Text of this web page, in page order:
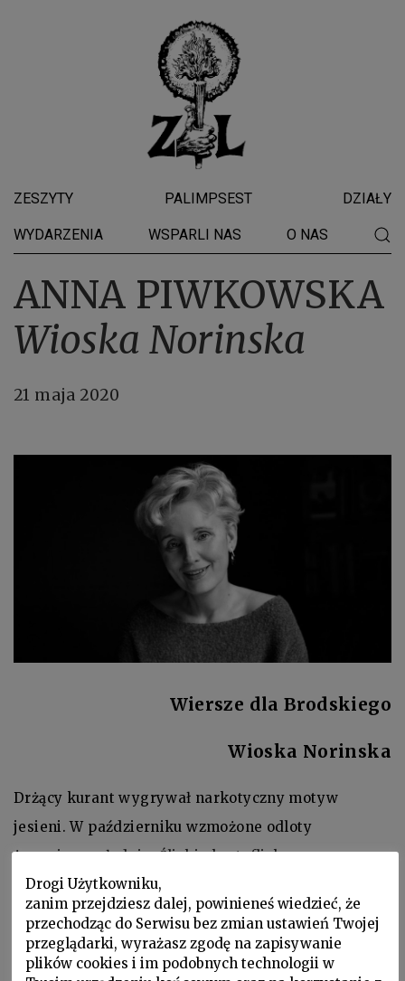
ZESZYTY PALIMPSEST DZIAŁY
WYDARZENIA WSPARLI NAS O NAS
ANNA PIWKOWSKA
Wioska Norinska
21 maja 2020
Wiersze dla Brodskiego
Wioska Norinska
Drżący kurant wygrywał narkotyczny motyw
jesieni. W październiku wzmożone odloty
żurawi na południe. Śliskie kartofliska.
Leczył chorobę ucha i zamęt błędnika
angielską frazą, drżącym metrum, czytelnika
jedynego miał w sobie. Krajobraz przygnębiał.
Ale fizyczna praca, horyzont i głębia
Drogi Użytkowniku,
zanim przejdziesz dalej, powinieneś wiedzieć, że
przechodząc do Serwisu bez zmian ustawień Twojej
przeglądarki, wyrażasz zgodę na zapisywanie
plików cookies i im podobnych technologii w